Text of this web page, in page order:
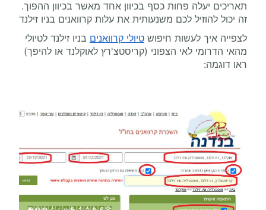
תאריכים יעלה פחות כסף בכיוון אחד מאשר בכיוון ההפוך.
זה יכול להוזיל לכם משנעותית את עלות קרוואנים בניו זילנד
לצפייה איך לעשות חיפוש טיולי קרוואנים בניו זילנד לטיולי
מהאי הדרומי לאי הצפוני (קריסטצ'רץ לאוקלנד או להיפך)
ראו דוגמה: